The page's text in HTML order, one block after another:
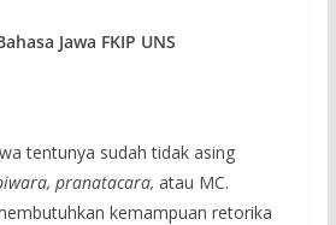
Jawa FKIP UNS
tentunya sudah tidak asing
pranatacara, atau MC.
kemampuan retorika